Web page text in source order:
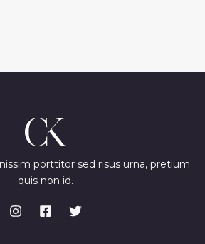
porttitor sed risus urna, pretium
quis non id.